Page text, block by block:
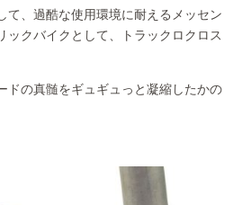
て、過酷な使用環境に耐えるメッセン
ックバイクとして、トラックロクロス
ドの真髄をギュギュっと凝縮したかの